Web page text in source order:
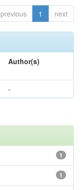
previous 1 next
Author(s)
-
1
1